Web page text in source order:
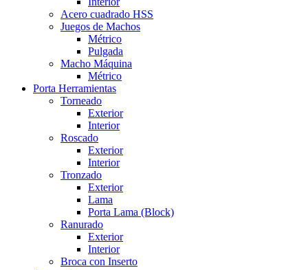
Acero cuadrado HSS
Juegos de Machos
Métrico
Pulgada
Macho Máquina
Métrico
Porta Herramientas
Torneado
Exterior
Interior
Roscado
Exterior
Interior
Tronzado
Exterior
Lama
Porta Lama (Block)
Ranurado
Exterior
Interior
Broca con Inserto